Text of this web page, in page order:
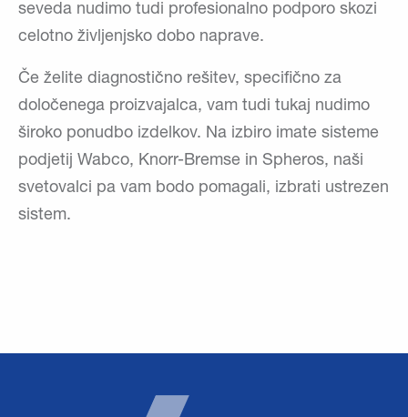
seveda nudimo tudi profesionalno podporo skozi
celotno življenjsko dobo naprave.
Če želite diagnostično rešitev, specifično za
določenega proizvajalca, vam tudi tukaj nudimo
široko ponudbo izdelkov. Na izbiro imate sisteme
podjetij Wabco, Knorr-Bremse in Spheros, naši
svetovalci pa vam bodo pomagali, izbrati ustrezen
sistem.